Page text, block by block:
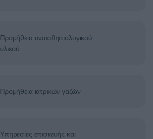
Προμήθεια αναισθησιολογικού
υλικού
Προμήθεια ιατρικών γαζών
Υπηρεσίες επισκευής και